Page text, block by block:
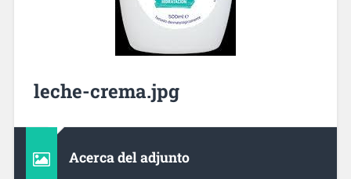
leche-crema.jpg
Acerca del adjunto